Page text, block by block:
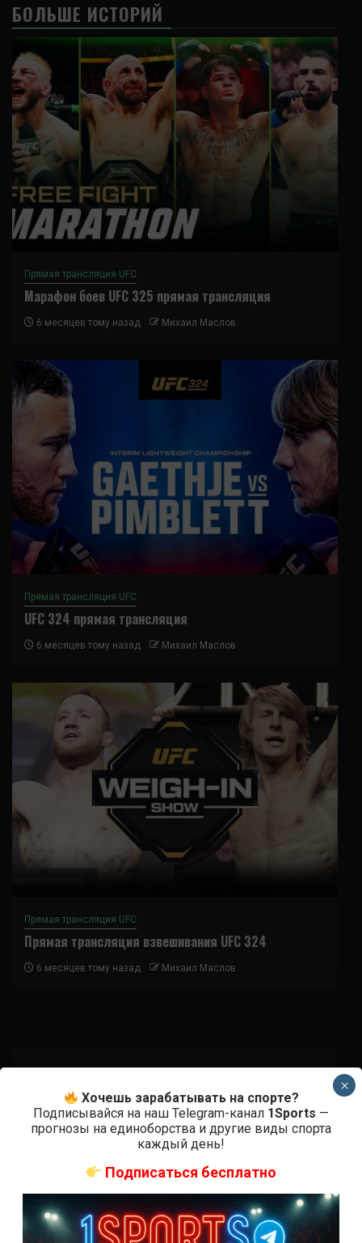
БОЛЬШЕ ИСТОРИЙ
Прямая трансляция UFC
Марафон боев UFC 325 прямая трансляция
6 месяцев тому назад Михаил Маслов
Прямая трансляция UFC
UFC 324 прямая трансляция
6 месяцев тому назад Михаил Маслов
Прямая трансляция UFC
Прямая трансляция взвешивания UFC 324
6 месяцев тому назад Михаил Маслов
ПодписатьсяХочешь зарабатывать на спорте?
Подписывайся на наш Telegram-канал 1Sports —
прогнозы на единоборства и другие виды спорта
каждый день!
Подписаться бесплатно
×